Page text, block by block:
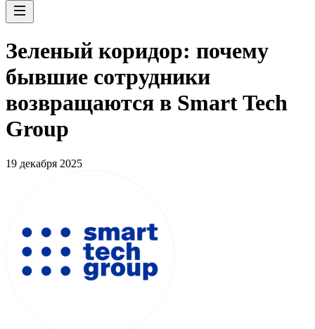
Зеленый коридор: почему
бывшие сотрудники
возвращаются в Smart Tech
Group
19 декабря 2025